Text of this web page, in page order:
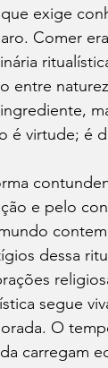
exige
Comer
entre
é virtude; é
e pelo
dessa
segue
O
carregam